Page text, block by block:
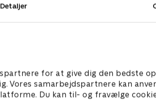
Detaljer
for at give dig den bedste
Vores samarbejdspartnere kan
Du kan til- og fravælge
skæbnesvangre svar. Christian får